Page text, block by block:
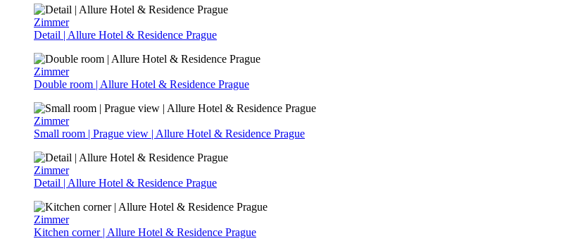
Zimmer
Detail | Allure Hotel & Residence Prague
Zimmer
Double room | Allure Hotel & Residence Prague
Zimmer
Small room | Prague view | Allure Hotel & Residence Prague
Zimmer
Detail | Allure Hotel & Residence Prague
Zimmer
Kitchen corner | Allure Hotel & Residence Prague